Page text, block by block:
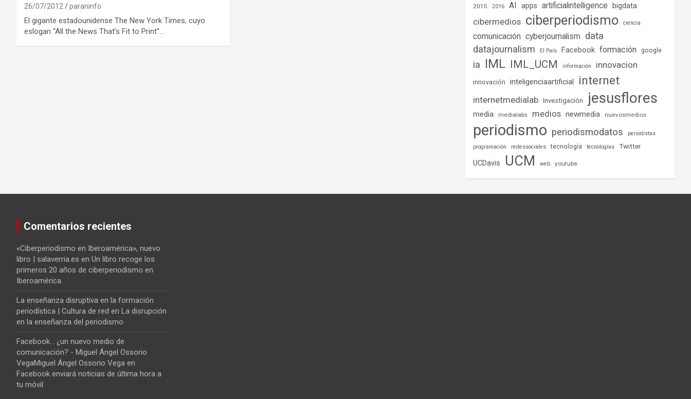
26/07/2012 paraninfo
El gigante estadounidense The New York Times, cuyo
eslogan “All the News That’s Fit to Print”…
2015 2016 AI apps artificialintelligence bigdata
cibermedios ciberperiodismo ciencia
comunicación cyberjournalism data
datajournalism El País Facebook formación google
ia IML IML_UCM información innovacion
innovación inteligenciaartificial internet
internetmedialab Investigación jesusflores
media medialabs medios newmedia nuevosmedios
periodismo periodismodatos
periodistas
programación
redessociales tecnología tecnologías Twitter
UCDavis UCM web youtube
Comentarios recientes
«Ciberperiodismo en Iberoamérica», nuevo
libro | salaverria.es en Un libro recoge los
primeros 20 años de ciberperiodismo en
Iberoamérica
La enseñanza disruptiva en la formación
periodística | Cultura de red en La disrupción
en la enseñanza del periodismo
Facebook... ¿un nuevo medio de
comunicación? - Miguel Ángel Ossorio
VegaMiguel Ángel Ossorio Vega en
Facebook enviará noticias de última hora a
tu móvil